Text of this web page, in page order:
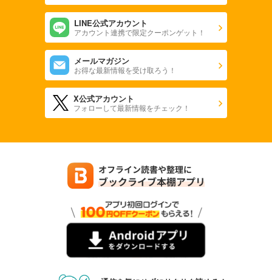
LINE公式アカウント
アカウント連携で限定クーポンゲット！
メールマガジン
お得な最新情報を受け取ろう！
X公式アカウント
フォローして最新情報をチェック！